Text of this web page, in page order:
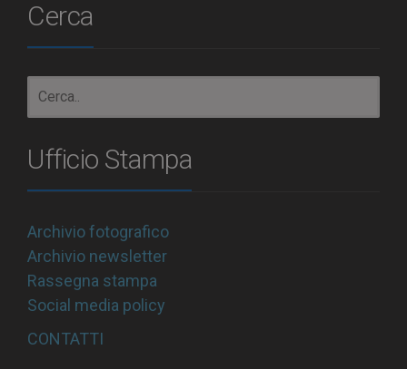
Cerca
Ufficio Stampa
Archivio fotografico
Archivio newsletter
Rassegna stampa
Social media policy
CONTATTI